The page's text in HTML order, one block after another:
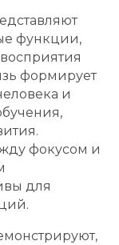
функции,
формирует
и
фокусом и
для